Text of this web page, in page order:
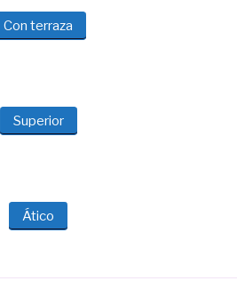
Con terraza
Superior
Ático